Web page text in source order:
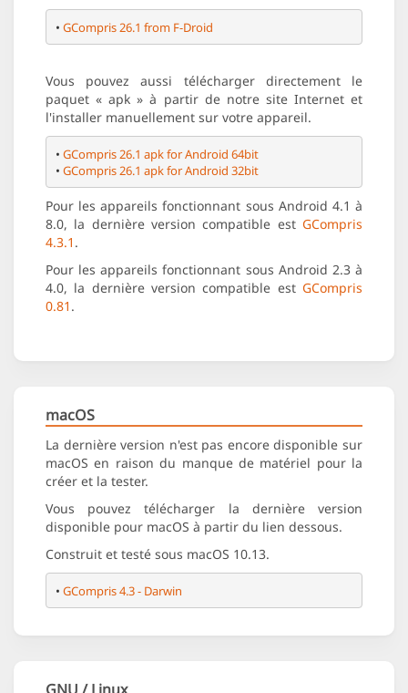
• GCompris 26.1 from F-Droid
Vous pouvez aussi télécharger directement le
paquet « apk » à partir de notre site Internet et
l'installer manuellement sur votre appareil.
• GCompris 26.1 apk for Android 64bit
• GCompris 26.1 apk for Android 32bit
Pour les appareils fonctionnant sous Android 4.1 à
8.0, la dernière version compatible est GCompris
4.3.1 .
Pour les appareils fonctionnant sous Android 2.3 à
4.0, la dernière version compatible est GCompris
0.81 .
macOS
La dernière version n'est pas encore disponible sur
macOS en raison du manque de matériel pour la
créer et la tester.
Vous pouvez télécharger la dernière version
disponible pour macOS à partir du lien dessous.
Construit et testé sous macOS 10.13.
• GCompris 4.3 - Darwin